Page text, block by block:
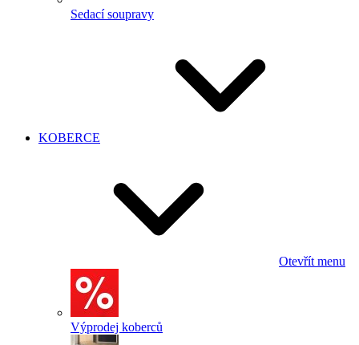
Sedací soupravy
KOBERCE
Otevřít menu
Výprodej koberců